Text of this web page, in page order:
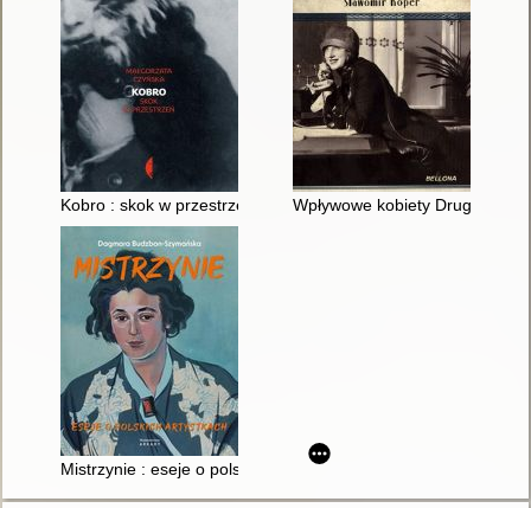
Kobro : skok w przestrzeń Wpływowe kobiety Drugiej
Mistrzynie : eseje o polskich artystkach